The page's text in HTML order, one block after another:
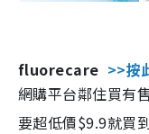
fluorecare >>按
網購平台鄰住買有
要超低價$9.9就買